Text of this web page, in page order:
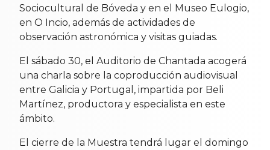
Sociocultural de Bóveda y en el Museo Eulogio,
en O Incio, además de actividades de
observación astronómica y visitas guiadas.
El sábado 30, el Auditorio de Chantada acogerá
una charla sobre la coproducción audiovisual
entre Galicia y Portugal, impartida por Beli
Martínez, productora y especialista en este
ámbito.
El cierre de la Muestra tendrá lugar el domingo